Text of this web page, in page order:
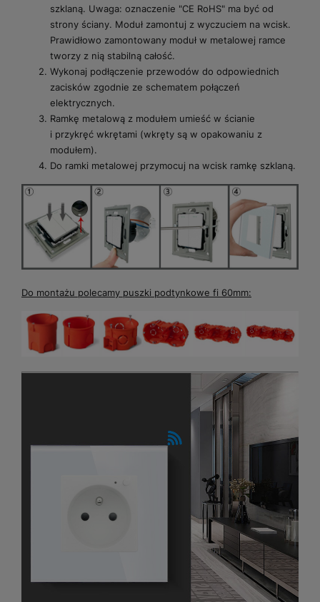
szklaną. Uwaga: oznaczenie "CE RoHS" ma być od
strony ściany. Moduł zamontuj z wyczuciem na wcisk.
Prawidłowo zamontowany moduł w metalowej ramce
tworzy z nią stabilną całość.
Wykonaj podłączenie przewodów do odpowiednich
zacisków zgodnie ze schematem połączeń
elektrycznych.
Ramkę metalową z modułem umieść w ścianie
i przykręć wkrętami (wkręty są w opakowaniu z
modułem).
Do ramki metalowej przymocuj na wcisk ramkę szklaną.
Do montażu polecamy puszki podtynkowe fi 60mm: